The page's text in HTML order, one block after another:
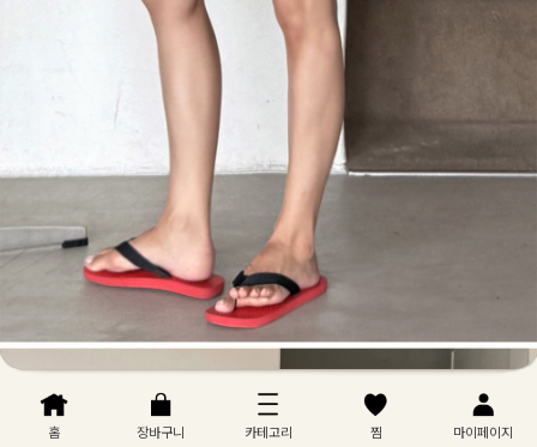
홈 장바구니 카테고리 찜 마이페이지